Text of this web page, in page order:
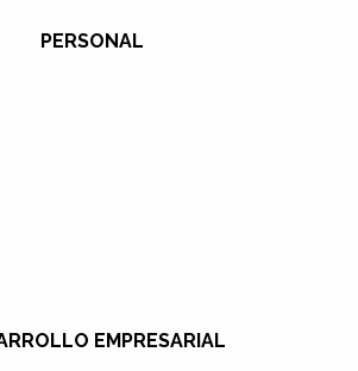
PERSONAL
EMPRESARIAL